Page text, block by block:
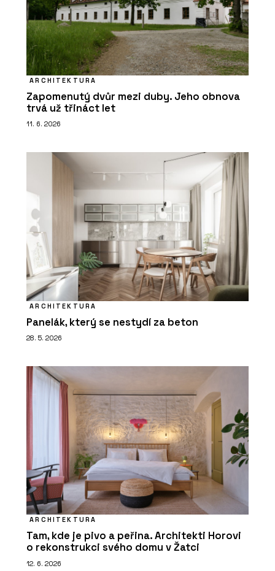
ARCHITEKTURA
Zapomenutý dvůr mezi duby. Jeho obnova
trvá už třináct let
11. 6. 2026
ARCHITEKTURA
Panelák, který se nestydí za beton
28. 5. 2026
ARCHITEKTURA
Tam, kde je pivo a peřina. Architekti Horovi
o rekonstrukci svého domu v Žatci
12. 6. 2026